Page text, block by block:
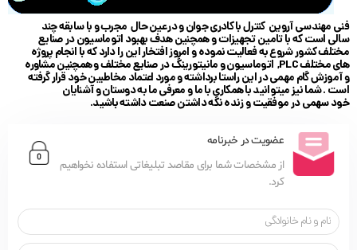
فنی مهندسی آروین کنترل با کادری جوان و در عین حال مجرب و با سابقه چند
سالی است که با تامین تجهیزات و همچنین هدف بهبود اتوماسیون در صنایع
مختلف کشور شروع به فعالیت نموده و امروز افتخار این را دارد که با انجام پروژه
های مختلف PLC, اتوماسیون و مانیتورینگ در صنایع مختلف و همچنین مشاوره
و آموزش گام مهمی در این راستا برداشته و مورد اعتماد مخاطبین خود قرار گرفته
است . شما نیز میتوانید با همکاری با ما و معرفی ما به دوستان و آشنایان
خود سهمی در موفقیت و زنده نگه داشتن صنعت داشته باشید.
عضویت در خبرنامه
از مشخصات شما برای مقاصد تبلیغاتی استفاده نخواهیم
کرد.